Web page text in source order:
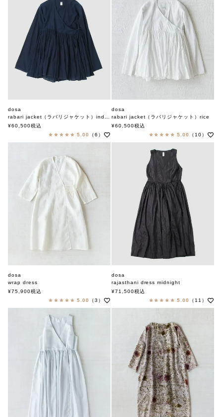
dosa
rabari jacket（ラバリジャケット）indigo
ドーサ
¥60,500税込
5.00
（6）
dosa
rabari jacket（ラバリジャケット）rice
ドーサ
¥60,500税込
5.00
（10）
dosa
wrap dress
ドーサ
¥75,900税込
5.00
（3）
dosa
rajasthani dress midnight
ドーサ
¥71,500税込
5.00
（11）